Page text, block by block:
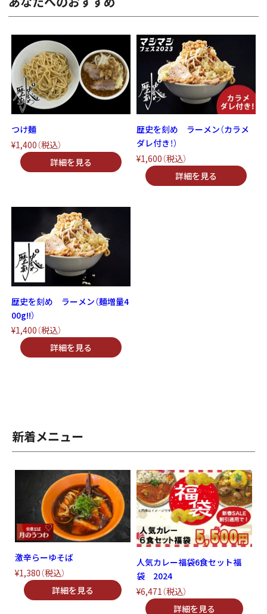
つけ麺
¥1,400（税込）
歴史を刻め ラーメン（カラメ
ダレ付き！）
¥1,600（税込）
歴史を刻め ラーメン（麺増量4
00g!!）
¥1,400（税込）
新着メニュー
激辛らーゆそば
¥1,380（税込）
人気カレー福袋6食セット福
袋 2024
¥6,471 （税込）